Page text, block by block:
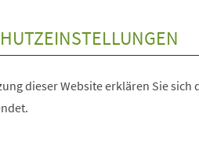
dieser Website erklären Sie